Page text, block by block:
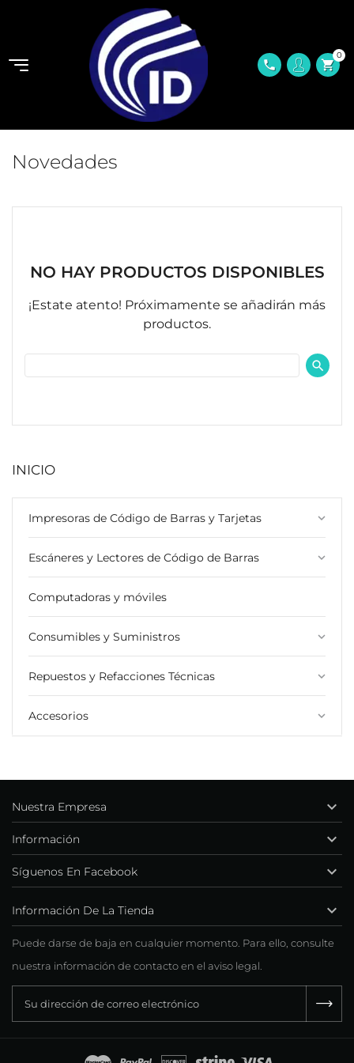
phone shopping_cart
0
INICIO
Impresoras de Código de Barras y Tarjetas keyboard_arrow_down
Escáneres y Lectores de Código de Barras keyboard_arrow_down
Computadoras y móviles
Consumibles y Suministros keyboard_arrow_down
Repuestos y Refacciones Técnicas keyboard_arrow_down
Accesorios keyboard_arrow_down
Novedades
NO HAY PRODUCTOS DISPONIBLES
¡Estate atento! Próximamente se añadirán más
productos.
Información De La Tienda 
Puede darse de baja en cualquier momento. Para ello, consulte
nuestra información de contacto en el aviso legal.
Nuestra Empresa 
Información 
Síguenos En Facebook 